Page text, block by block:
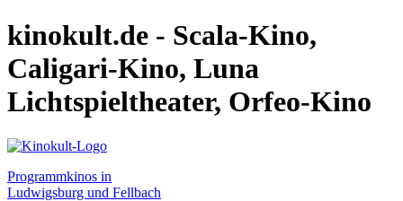
kinokult.de - Scala-Kino,
Caligari-Kino, Luna
Lichtspieltheater, Orfeo-Kino
Programmkinos in
Ludwigsburg und Fellbach